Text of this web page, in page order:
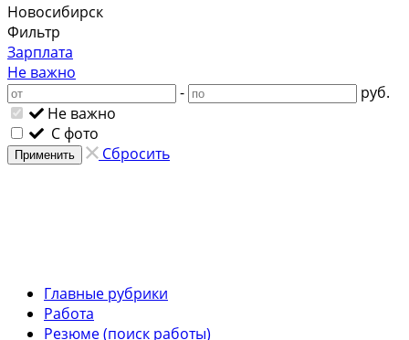
Новосибирск
Фильтр
Зарплата
Не важно
-
руб.
Не важно
С фото
Применить Сбросить
Главные рубрики
Работа
Резюме (поиск работы)